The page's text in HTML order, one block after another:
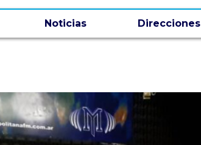
Noticias Direcciones